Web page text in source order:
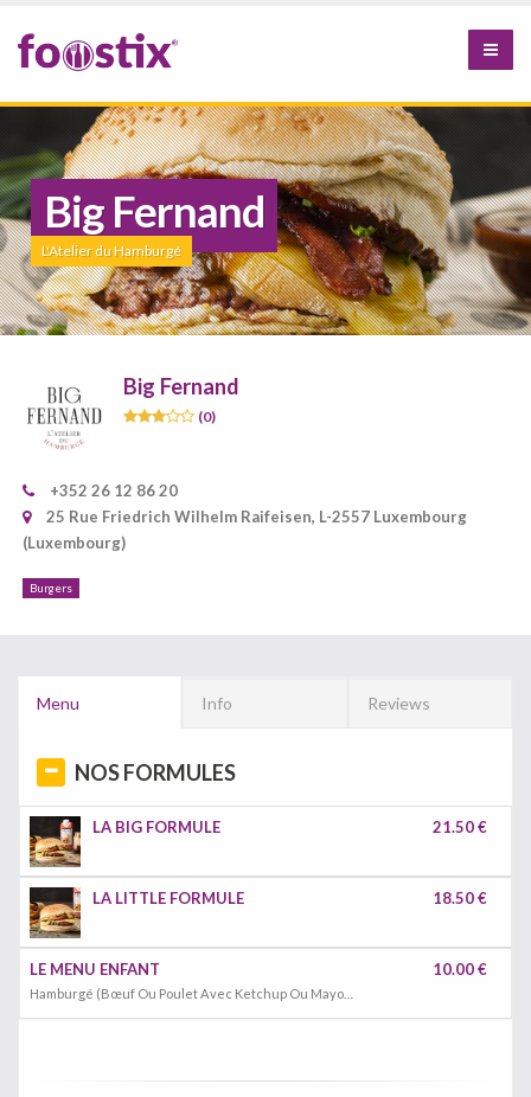
Big Fernand
L'Atelier du Hamburgé
Big Fernand
(0)
+352 26 12 86 20
25 Rue Friedrich Wilhelm Raifeisen, L-2557 Luxembourg
(Luxembourg)
Burgers
Menu Info Reviews
NOS FORMULES
LA BIG FORMULE 21.50 €
LA LITTLE FORMULE 18.50 €
LE MENU ENFANT 10.00 €